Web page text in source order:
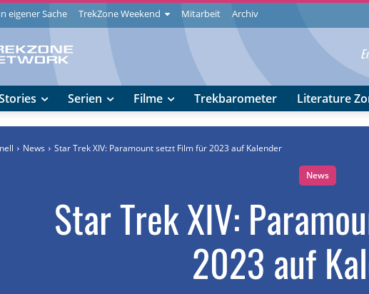
eigener Sache TrekZone Weekend Mitarbeit Archiv
Serien Filme Trekbarometer Literature
News Star Trek XIV: Paramount setzt Film für 2023 auf Kalender
News
Star Trek XIV:
2023 auf